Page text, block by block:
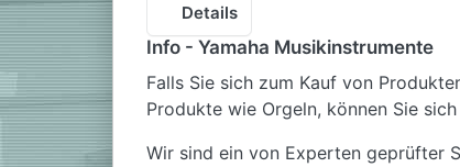
Details
Info - Yamaha Musikinstrumente
Falls Sie sich zum Kauf von
Produkte wie Orgeln, können Sie
Wir sind ein von Experten geprüfter